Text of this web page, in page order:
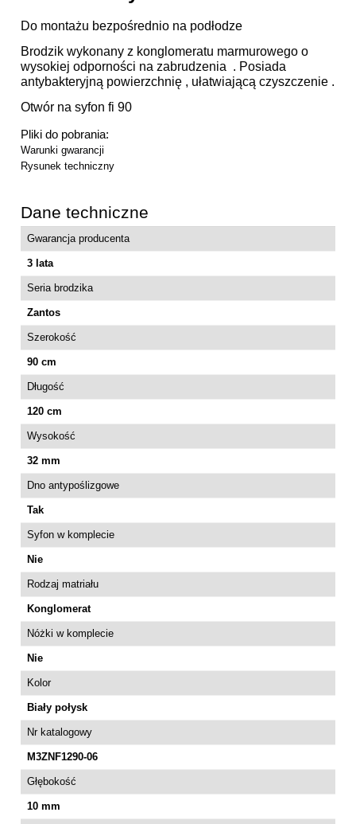
Do montażu bezpośrednio na podłodze
Brodzik wykonany z konglomeratu marmurowego o
wysokiej odporności na zabrudzenia . Posiada
antybakteryjną powierzchnię , ułatwiającą czyszczenie .
Otwór na syfon fi 90
Pliki do pobrania:
Warunki gwarancji
Rysunek techniczny
Dane techniczne
Gwarancja producenta
3 lata
Seria brodzika
Zantos
Szerokość
90 cm
Długość
120 cm
Wysokość
32 mm
Dno antypoślizgowe
Tak
Syfon w komplecie
Nie
Rodzaj matriału
Konglomerat
Nóżki w komplecie
Nie
Kolor
Biały połysk
Nr katalogowy
M3ZNF1290-06
Głębokość
10 mm